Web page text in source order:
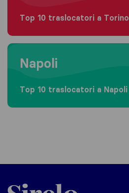
Top 10 traslocatori a Torino
Moving to Napoli
Napoli
Top 10 traslocatori a Napoli
Sirelo.it